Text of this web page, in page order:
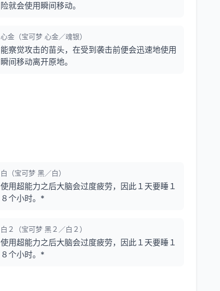
险就会使用瞬间移动。
心金（宝可梦 心金／魂银）
能察觉攻击的苗头，在受到袭击前便会迅速地使用
瞬间移动离开原地。
白（宝可梦 黑／白）
使用超能力之后大脑会过度疲劳，因此１天要睡１
８个小时。*
白２（宝可梦 黑２／白２）
使用超能力之后大脑会过度疲劳，因此１天要睡１
８个小时。*